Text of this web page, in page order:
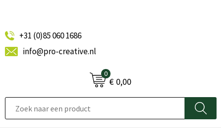
+31 (0)85 060 1686
info@pro-creative.nl
0
€ 0,00